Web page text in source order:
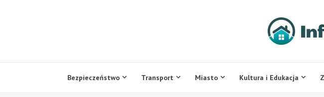
Bezpieczeństwo Transport Miasto Kultura i Edukacja